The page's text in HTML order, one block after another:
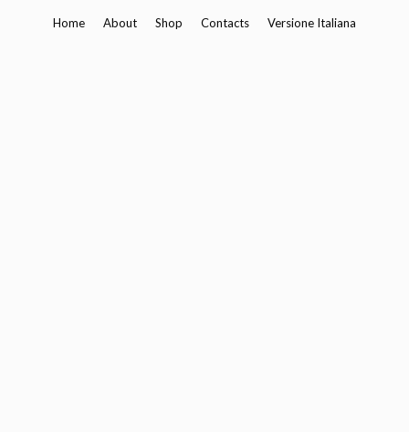
Home About Shop Contacts Versione Italiana